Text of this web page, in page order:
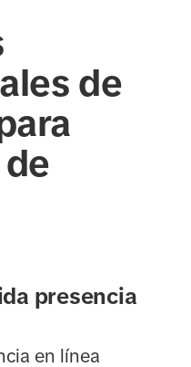
de
presencia
en línea